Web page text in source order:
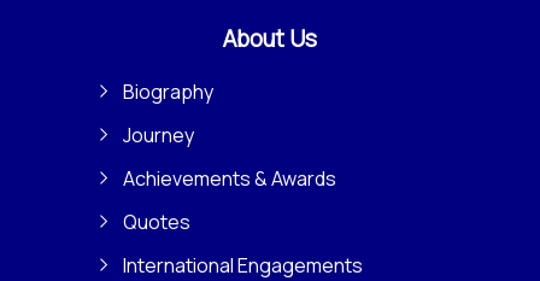
About Us
Biography
Journey
Achievements & Awards
Quotes
International Engagements